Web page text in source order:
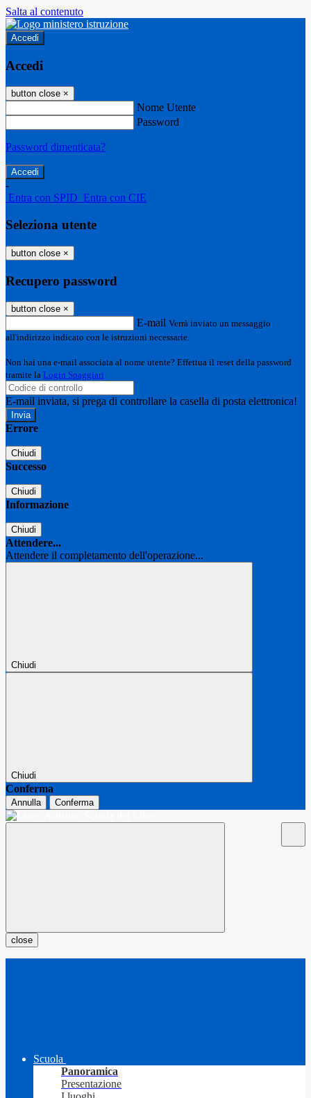
Salta al contenuto
Accedi
Accedi
button close ×
Nome Utente
Password
Password dimenticata?
-
Entra con SPID Entra con CIE
Seleziona utente
button close ×
Recupero password
button close ×
E-mail Verrà inviato un messaggio
all'indirizzo indicato con le istruzioni necessarie.
Non hai una e-mail associata al nome utente? Effettua il reset della password
tramite la Login Spaggiari
E-mail inviata, si prega di controllare la casella di posta elettronica!
Errore
Chiudi
Successo
Chiudi
Informazione
Chiudi
Attendere...
Attendere il completamento dell'operazione...
Chiudi
Chiudi
Conferma
Annulla Conferma
close
Scuola
Panoramica
Presentazione